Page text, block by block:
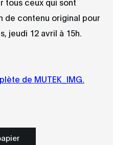
de contenu original pour
jeudi 12 avril à 15h.
de MUTEK_IMG.